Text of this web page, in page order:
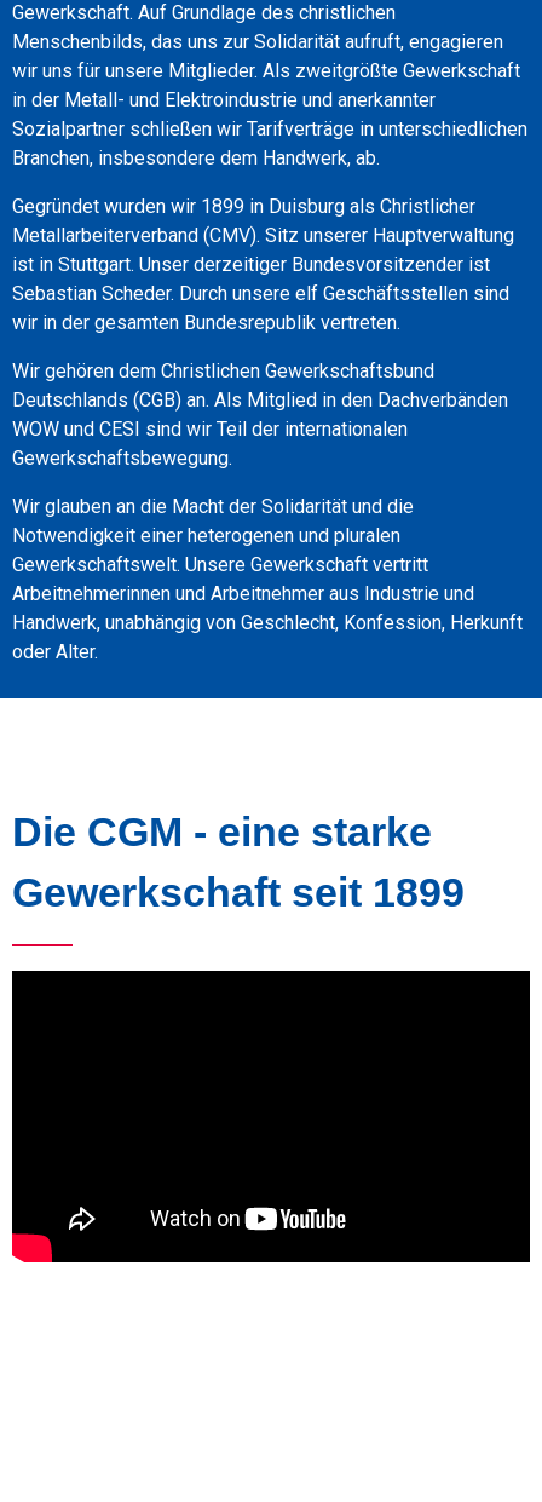
Gewerkschaft. Auf Grundlage des christlichen
Menschenbilds, das uns zur Solidarität aufruft, engagieren
wir uns für unsere Mitglieder. Als zweitgrößte Gewerkschaft
in der Metall- und Elektroindustrie und anerkannter
Sozialpartner schließen wir Tarifverträge in unterschiedlichen
Branchen, insbesondere dem Handwerk, ab.
Gegründet wurden wir 1899 in Duisburg als Christlicher
Metallarbeiterverband (CMV). Sitz unserer Hauptverwaltung
ist in Stuttgart. Unser derzeitiger Bundesvorsitzender ist
Sebastian Scheder. Durch unsere elf Geschäftsstellen sind
wir in der gesamten Bundesrepublik vertreten.
Wir gehören dem Christlichen Gewerkschaftsbund
Deutschlands (CGB) an. Als Mitglied in den Dachverbänden
WOW und CESI sind wir Teil der internationalen
Gewerkschaftsbewegung.
Wir glauben an die Macht der Solidarität und die
Notwendigkeit einer heterogenen und pluralen
Gewerkschaftswelt. Unsere Gewerkschaft vertritt
Arbeitnehmerinnen und Arbeitnehmer aus Industrie und
Handwerk, unabhängig von Geschlecht, Konfession, Herkunft
oder Alter.
Die CGM - eine starke
Gewerkschaft seit 1899